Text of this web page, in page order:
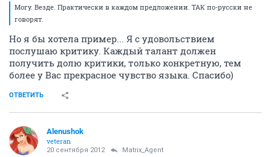
Могу. Везде. Практически в каждом предложении. ТАК по-русски не
говорят.
Но я бы хотела пример... Я с удовольствием
послушаю критику. Каждый талант должен
получить долю критики, только конкретную, тем
более у Вас прекрасное чувство языка. Спасибо)
ОТВЕТИТЬ
Alenushok
veteran
20 сентября 2012 Matrix_Agent